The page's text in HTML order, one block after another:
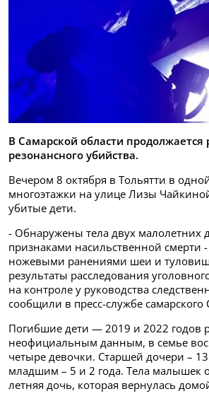
В Самарской области продолжается
резонансного убийства.
Вечером 8 октября в Тольятти в
многоэтажки на улице Лизы
убитые дети.
- Обнаружены тела двух малолетних
признаками насильственной
ножевыми ранениями шеи и
результаты расследования
на контроле у руководства
сообщили в пресс-службе самарского
Погибшие дети — 2019 и 2022 годов
неофициальным данным, в семье
четыре девочки. Старшей дочери –
младшим – 5 и 2 года. Тела малышек
летняя дочь, которая вернулась